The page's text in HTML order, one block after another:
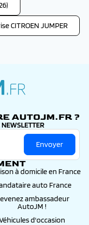
CITROEN JUMPER
AUTOJM.FR ?
Envoyer
à domicile en France
auto France
ambassadeur
AutoJM !
d'occasion